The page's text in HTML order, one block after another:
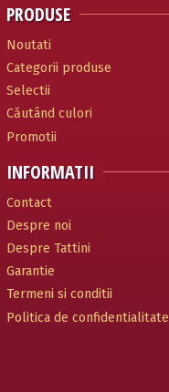
PRODUSE
Noutati
Categorii produse
Selectii
Căutând culori
Promotii
INFORMATII
Contact
Despre noi
Despre Tattini
Garantie
Termeni si conditii
Politica de confidentialitate